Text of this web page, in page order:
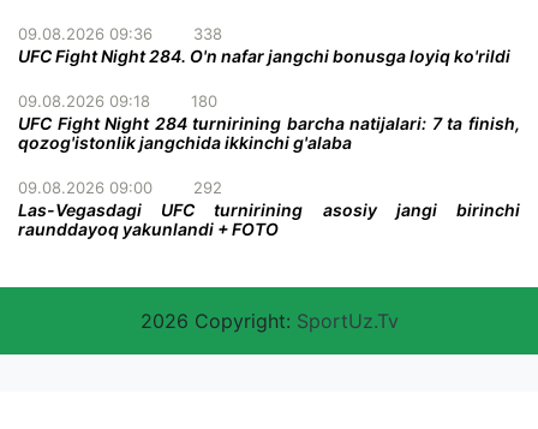
09.08.2026 09:36 338
UFC Fight Night 284. O'n nafar jangchi bonusga loyiq ko'rildi
09.08.2026 09:18 180
UFC Fight Night 284 turnirining barcha natijalari: 7 ta finish,
qozog'istonlik jangchida ikkinchi g'alaba
09.08.2026 09:00 292
Las-Vegasdagi UFC turnirining asosiy jangi birinchi
raunddayoq yakunlandi + FOTO
2026 Copyright: SportUz.Tv